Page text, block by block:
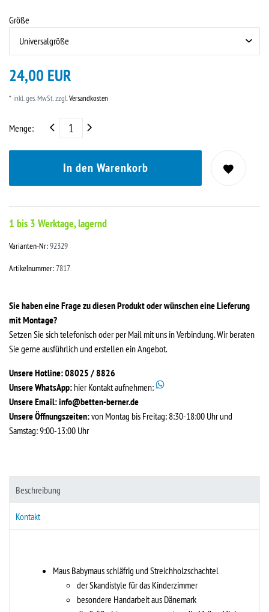
Größe
24,00 EUR
* inkl. ges. MwSt. zzgl.Versandkosten
Menge:
In den Warenkorb
1 bis 3 Werktage, lagernd
Varianten-Nr:92329
Artikelnummer:7817
Sie haben eine Frage zu diesen Produkt oder wünschen eine Lieferung
mit Montage?
Setzen Sie sich telefonisch oder per Mail mit uns in Verbindung. Wir beraten
Sie gerne ausführlich und erstellen ein Angebot.
Unsere Hotline: 08025 / 8826
Unsere WhatsApp: hier Kontakt aufnehmen:
Unsere Email:info@betten-berner.de
Unsere Öffnungszeiten:von Montag bis Freitag: 8:30-18:00 Uhr und
Samstag: 9:00-13:00 Uhr
Beschreibung
Kontakt
Maus Babymaus schläfrig und Streichholzschachtel
der Skandistyle für das Kinderzimmer
besondere Handarbeit aus Dänemark